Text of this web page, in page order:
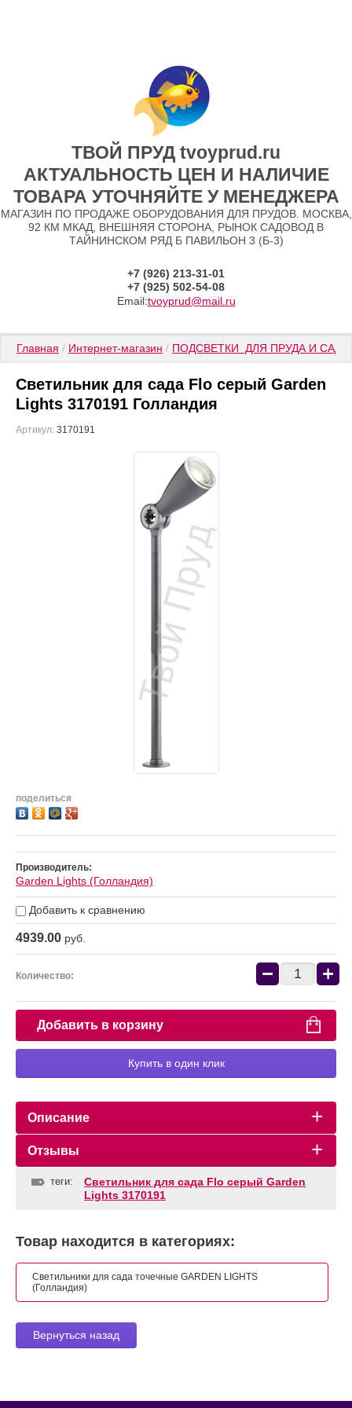
ТВОЙ ПРУД tvoyprud.ru
АКТУАЛЬНОСТЬ ЦЕН И НАЛИЧИЕ
ТОВАРА УТОЧНЯЙТЕ У МЕНЕДЖЕРА
МАГАЗИН ПО ПРОДАЖЕ ОБОРУДОВАНИЯ ДЛЯ ПРУДОВ. МОСКВА,
92 КМ МКАД, ВНЕШНЯЯ СТОРОНА, РЫНОК САДОВОД В
ТАЙНИНСКОМ РЯД Б ПАВИЛЬОН 3 (Б-3)
+7 (926) 213-31-01
+7 (925) 502-54-08
Email:tvoyprud@mail.ru
Главная / Интернет-магазин / ПОДСВЕТКИ  ДЛЯ ПРУДА И САДА
Светильник для сада Flo серый Garden
Lights 3170191 Голландия
Артикул: 3170191
поделиться
Производитель:
Garden Lights (Голландия)
Добавить к сравнению
4939.00 руб.
Количество: − +
Добавить в корзину
Купить в один клик
Описание
Отзывы
теги:
Светильник для сада Flo серый Garden
Lights 3170191
Товар находится в категориях:
Светильники для сада точечные GARDEN LIGHTS
(Голландия)
Вернуться назад